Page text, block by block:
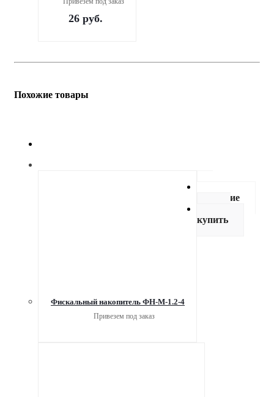
26руб.
Похожие товары
Фискальный накопитель ФН-М-1.2-4
Привезем под заказ
Описание
купить